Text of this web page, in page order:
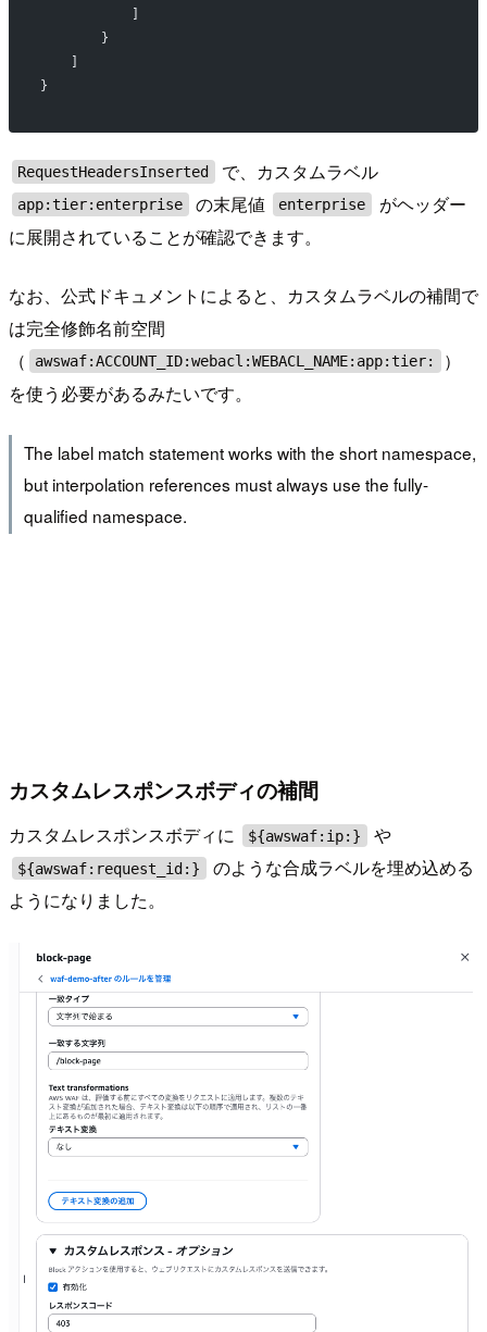
        }
}
RequestHeadersInserted で、カスタムラベル
app:tier:enterprise の末尾値 enterprise
がヘッダー
に展開されていることが確認できます。
なお、公式ドキュメントによると、カスタムラベルの補間で
は完全修飾名前空間
（
awswaf:ACCOUNT_ID:webacl:WEBACL_NAME:app:tier:
）
を使う必要があるみたいです。
The label match statement works with the short namespace,
but interpolation references must always use the fully-
qualified namespace.
カスタムレスポンスボディの補間
カスタムレスポンスボディに ${awswaf:ip:} や
${awswaf:request_id:}
のような合成ラベルを埋め込める
ようになりました。